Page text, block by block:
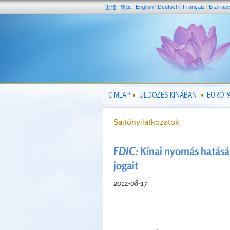
正體 简体 English Deutsch Français
CÍMLAP ÜLDÖZÉS KÍNÁBAN
Sajtónyilatkozatok
FDIC:Kínai nyomás
jogait
2012-08-17